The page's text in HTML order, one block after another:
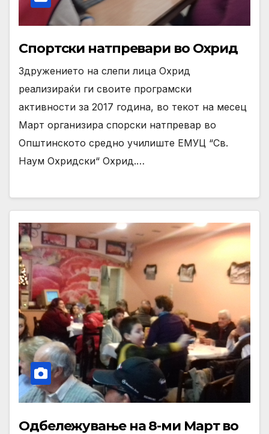
Спортски натпревари во Охрид
Здружението на слепи лица Охрид
реализираќи ги своите програмски
активности за 2017 година, во текот на месец
Март организира спорски натпревар во
Општинското средно училиште ЕМУЦ “Св.
Наум Охридски“ Охрид.…
Одбележување на 8-ми Март во